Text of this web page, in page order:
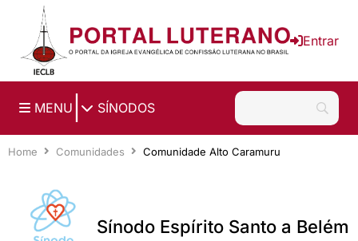
Ir para o conteúdo principal
Entrar
MENU SÍNODOS
Home Comunidades Comunidade Alto Caramuru
Sínodo Espírito Santo a Belém